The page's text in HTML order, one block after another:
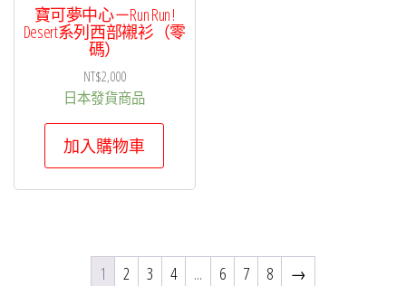
寶可夢中心－Run Run !
Desert系列西部襯衫（零
碼）
NT$2,000
日本發貨商品
加入購物車
1 2 3 4 ... 6 7 8 →